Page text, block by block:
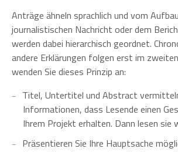
Anträge ähneln sprachlich und vom
journalistischen Nachricht oder dem
werden dabei hierarchisch geordnet.
andere Erklärungen folgen erst im
wenden Sie dieses Prinzip an:
Titel, Untertitel und Abstract
Informationen, dass Lesende einen
Ihrem Projekt erhalten. Dann lesen sie
Präsentieren Sie Ihre Hauptsache